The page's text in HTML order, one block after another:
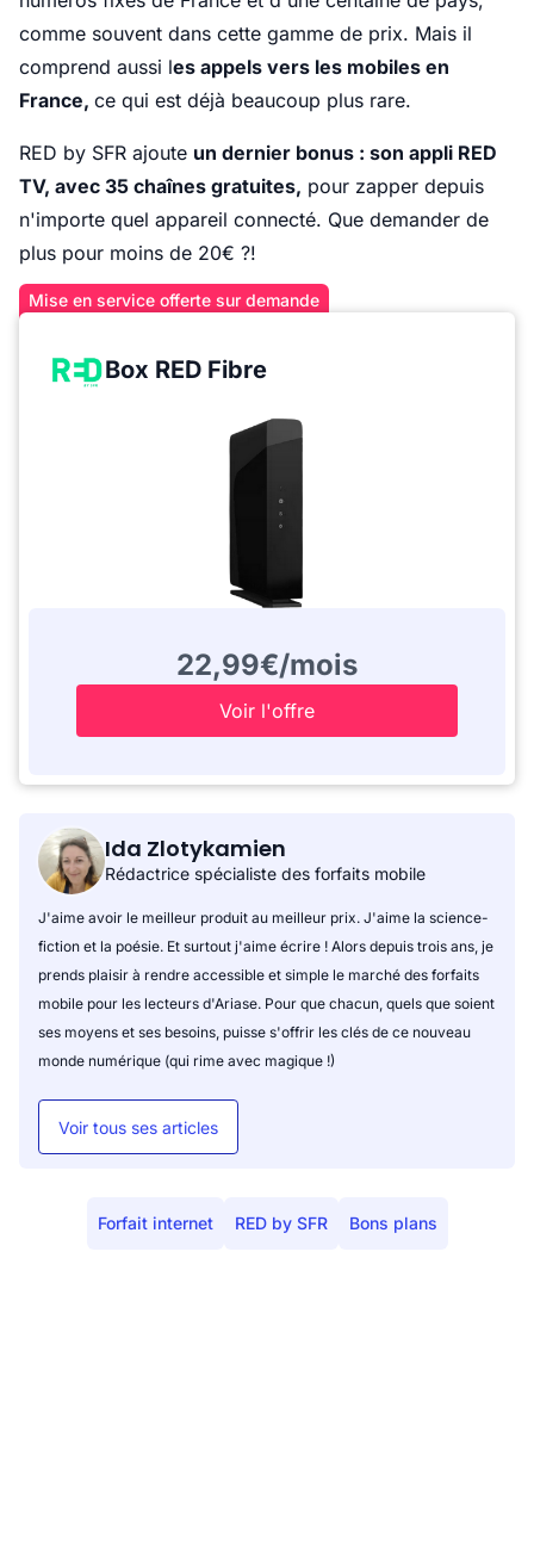
comme souvent dans cette gamme de prix. Mais il
comprend aussi les appels vers les mobiles en
France, ce qui est déjà beaucoup plus rare.
RED by SFR ajoute un dernier bonus : son appli RED
TV, avec 35 chaînes gratuites, pour zapper depuis
n'importe quel appareil connecté. Que demander de
plus pour moins de 20€ ?!
Mise en service offerte sur demande
Box RED Fibre
22,99€/mois
Voir l'offre
Ida Zlotykamien
Rédactrice spécialiste des forfaits mobile
J'aime avoir le meilleur produit au meilleur prix. J'aime la science-
fiction et la poésie. Et surtout j'aime écrire ! Alors depuis trois ans, je
prends plaisir à rendre accessible et simple le marché des forfaits
mobile pour les lecteurs d'Ariase. Pour que chacun, quels que soient
ses moyens et ses besoins, puisse s'offrir les clés de ce nouveau
monde numérique (qui rime avec magique !)
Voir tous ses articles
Forfait internet RED by SFR Bons plans